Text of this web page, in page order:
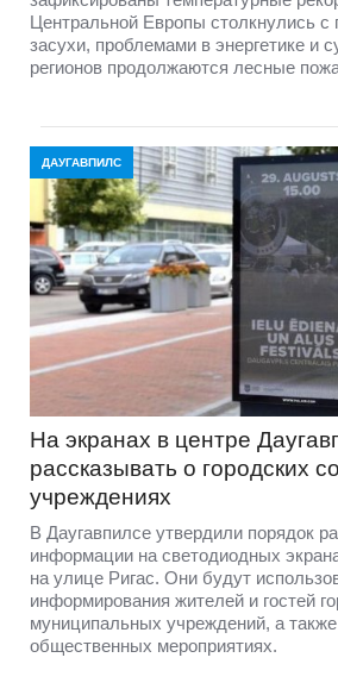
Центральной Европы столкнулись с
засухи, проблемами в энергетике и
регионов продолжаются лесные
ДАУГАВПИЛС
На экранах в центре
рассказывать о городских
учреждениях
В Даугавпилсе утвердили порядок
информации на светодиодных
на улице Ригас. Они будут
информирования жителей и гостей
муниципальных учреждений, а
общественных мероприятиях.